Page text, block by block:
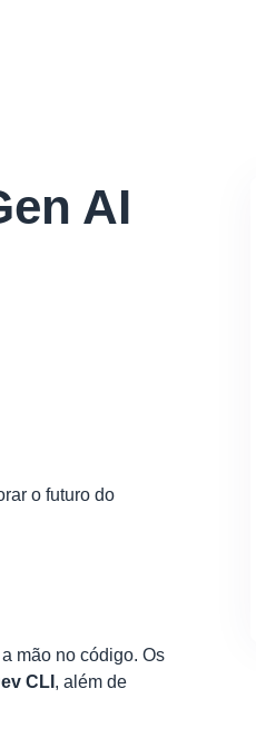
AI
o futuro do
mão no código. Os
CLI , além de